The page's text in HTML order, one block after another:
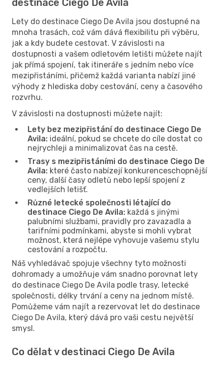
destinace Ciego De Avila
Lety do destinace Ciego De Avila jsou dostupné na
mnoha trasách, což vám dává flexibilitu při výběru,
jak a kdy budete cestovat. V závislosti na
dostupnosti a vašem odletovém letišti můžete najít
jak přímá spojení, tak itineráře s jedním nebo více
mezipřistáními, přičemž každá varianta nabízí jiné
výhody z hlediska doby cestování, ceny a časového
rozvrhu.
V závislosti na dostupnosti můžete najít:
Lety bez mezipřistání do destinace Ciego De
Avila: ideální, pokud se chcete do cíle dostat co
nejrychleji a minimalizovat čas na cestě.
Trasy s mezipřistáními do destinace Ciego De
Avila: které často nabízejí konkurenceschopnější
ceny, další časy odletů nebo lepší spojení z
vedlejších letišť.
Různé letecké společnosti létající do
destinace Ciego De Avila: každá s jinými
palubními službami, pravidly pro zavazadla a
tarifními podmínkami, abyste si mohli vybrat
možnost, která nejlépe vyhovuje vašemu stylu
cestování a rozpočtu.
Náš vyhledávač spojuje všechny tyto možnosti
dohromady a umožňuje vám snadno porovnat lety
do destinace Ciego De Avila podle trasy, letecké
společnosti, délky trvání a ceny na jednom místě.
Pomůžeme vám najít a rezervovat let do destinace
Ciego De Avila, který dává pro vaši cestu největší
smysl.
Co dělat v destinaci Ciego De Avila